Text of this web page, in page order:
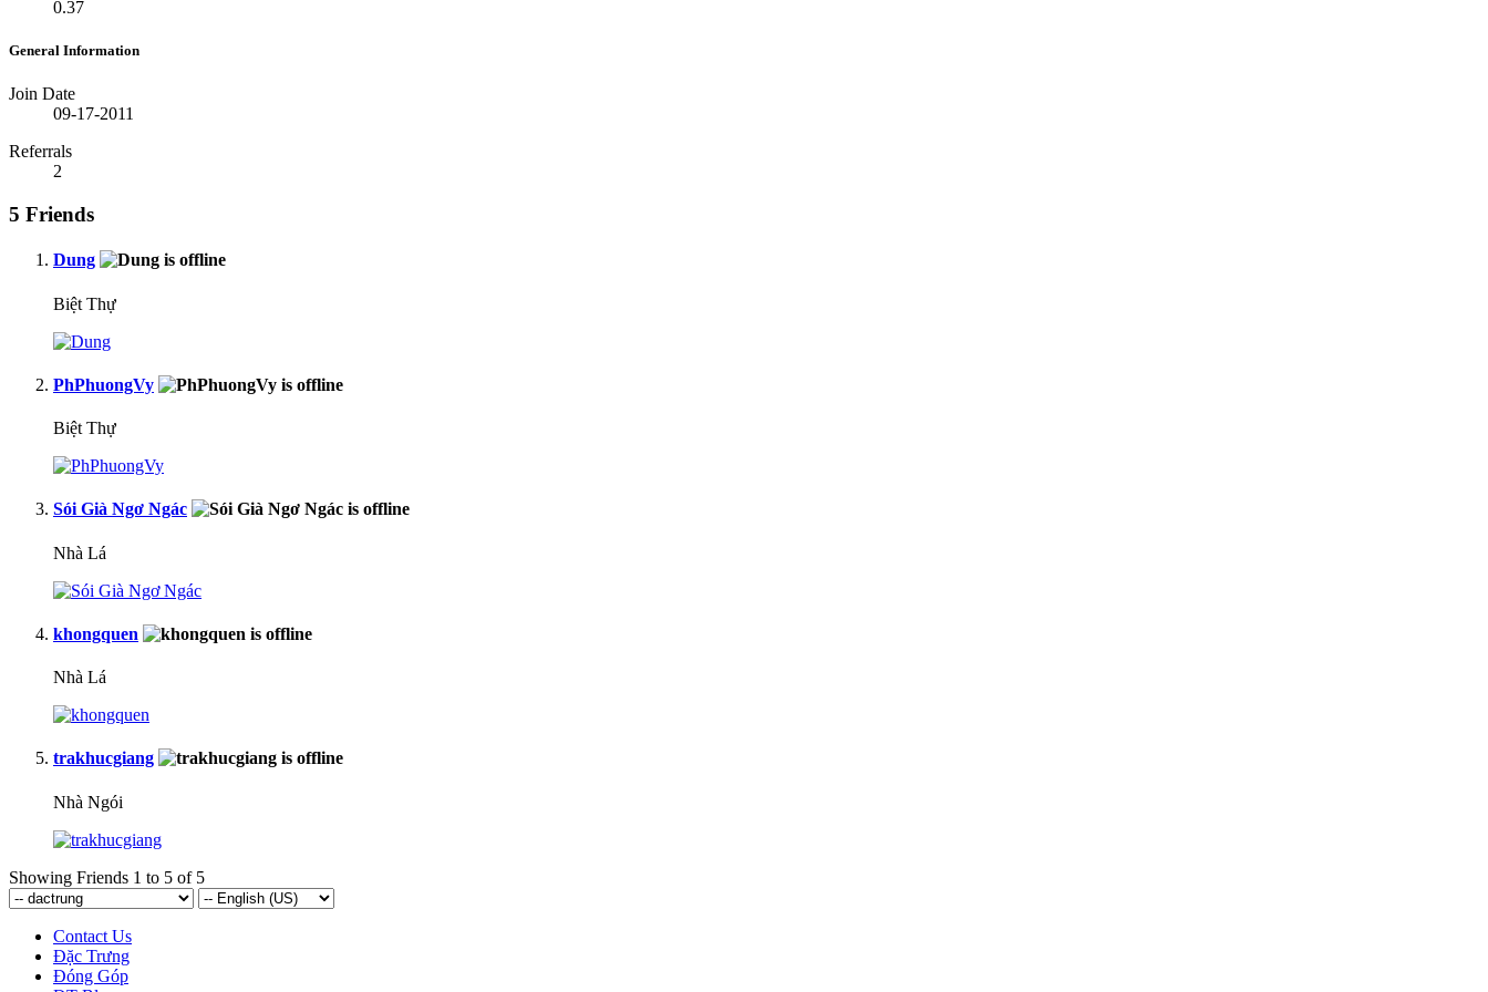
0.37
General Information
Join Date
09-17-2011
Referrals
2
5 Friends
Dung
Biệt Thự
PhPhuongVy
Biệt Thự
Sói Già Ngơ Ngác
Nhà Lá
khongquen
Nhà Lá
trakhucgiang
Nhà Ngói
Showing Friends 1 to 5 of 5
Contact Us
Đặc Trưng
Đóng Góp